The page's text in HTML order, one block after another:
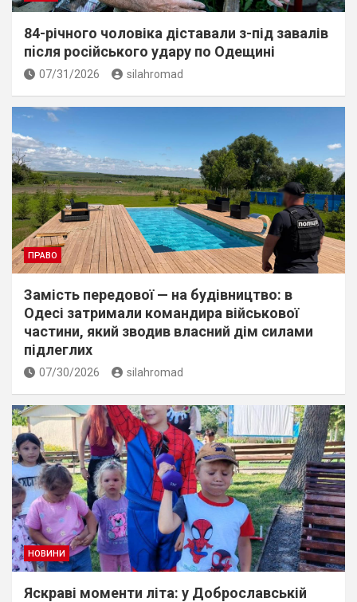
84-річного чоловіка діставали з-під завалів
пiсля росiйського удару по Одещині
07/31/2026 silahromad
ПРАВО
Замість передової — на будівництво: в
Одесі затримали командира військової
частини, який зводив власний дім силами
підлеглих
07/30/2026 silahromad
НОВИНИ
Яскраві моменти літа: у Доброславській